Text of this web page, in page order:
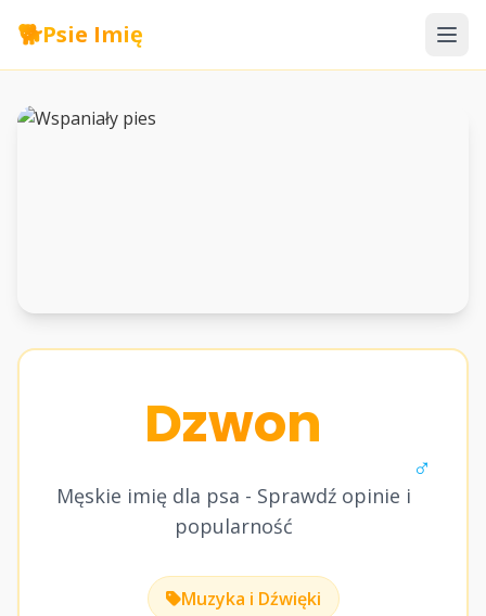
🐕Psie Imię
Dzwon
Męskie imię dla psa - Sprawdź opinie i
popularność
♂
Muzyka i Dźwięki